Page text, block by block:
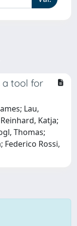
a tool for
Lau,
Katja;
Thomas;
Federico Rossi,